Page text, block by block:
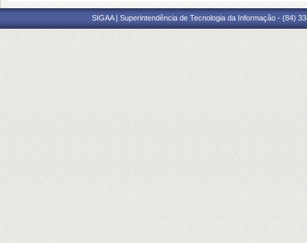
SIGAA | Superintendência de Tecnologia da Informação - (84)